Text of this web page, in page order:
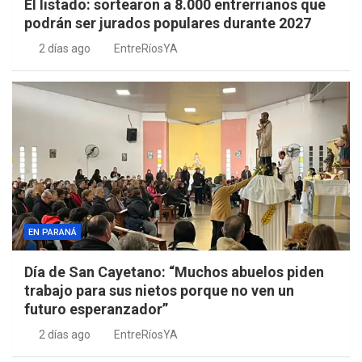
El listado: sortearon a 8.000 entrerrianos que
podrán ser jurados populares durante 2027
2 días ago EntreRíosYA
EN PARANÁ
Día de San Cayetano: “Muchos abuelos piden
trabajo para sus nietos porque no ven un
futuro esperanzador”
2 días ago EntreRíosYA